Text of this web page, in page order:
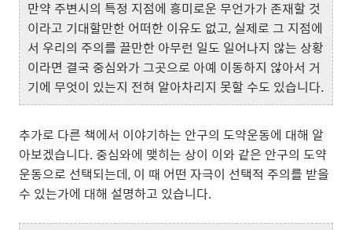
만약 주변시의 특정 지점에 흥미로운 무언가가 존재할 것
이라고 기대할만한 어떠한 이유도 없고, 실제로 그 지점에
서 우리의 주의를 끌만한 아무런 일도 일어나지 않는 상황
이라면 결국 중심와가 그곳으로 아예 이동하지 않아서 거
기에 무엇이 있는지 전혀 알아차리지 못할 수도 있습니다.
추가로 다른 책에서 이야기하는 안구의 도약운동에 대해 알
아보겠습니다. 중심와에 맺히는 상이 이와 같은 안구의 도약
운동으로 선택되는데, 이 때 어떤 자극이 선택적 주의를 받을
수 있는가에 대해 설명하고 있습니다.